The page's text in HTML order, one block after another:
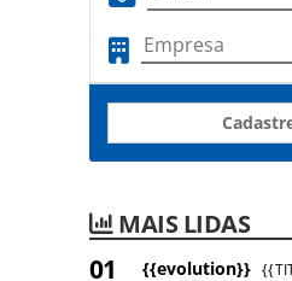
MAIS LIDAS
{{evolution}}